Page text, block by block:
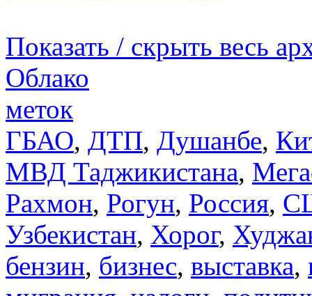
Показать / скрыть весь
Облако
меток
ГБАО, ДТП, Душанбе,
МВД Таджикистана,
Рахмон, Рогун, Россия,
Узбекистан, Хорог,
бензин, бизнес, выставка,